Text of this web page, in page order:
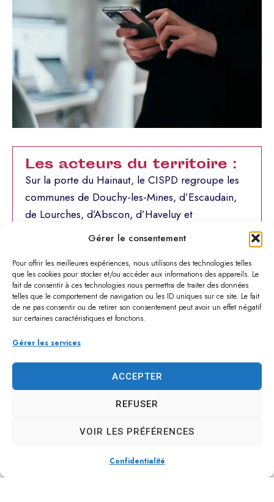
Gérer le consentement
Pour offrir les meilleures expériences, nous utilisons des technologies telles
que les cookies pour stocker et/ou accéder aux informations des appareils. Le
fait de consentir à ces technologies nous permettra de traiter des données
telles que le comportement de navigation ou les ID uniques sur ce site. Le fait
de ne pas consentir ou de retirer son consentement peut avoir un effet négatif
sur certaines caractéristiques et fonctions.
Gérer les services
ACCEPTER
REFUSER
VOIR LES PRÉFÉRENCES
Confidentialité
Les acteurs du territoire :
Sur la porte du Hainaut, le CISPD regroupe les
communes de Douchy-les-Mines, d’Escaudain,
de Lourches, d’Abscon, d’Haveluy et
Wavrechain-sous-Denain. La cellule de veille se
dans chacune de ces 6 communes.